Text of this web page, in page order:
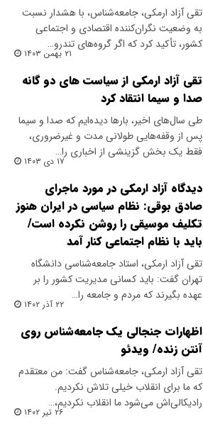
تقی آزاد ارمکی، جامعه‌شناس، با هشدار نسبت
به وضعیت نگران‌کننده اقتصادی و اجتماعی
کشور، تأکید کرد که اگر گروه‌های تندرو…
۲۱ بهمن ۱۴۰۳
تقی آزاد ارمکی از سیاست های دو گانه
صدا و سیما انتقاد کرد
طی سال‌های اخیر، بار‌ها دیده‌ایم که صدا و سیما
پس از وقفه‌هایی طولانی مدت و غیرضروری،
فقط یک بخش گزینشی از اخباری را…
۱۷ دی ۱۴۰۳
دیدگاه آزاد ارمکی در مورد ماجرای
صادق بوقی: نظام سیاسی در ایران هنوز
تکلیف موسیقی را روشن نکرده است/
باید با نظام اجتماعی کنار آمد
تقی آزاد ارمکی، استاد جامعه‌شناسی دانشگاه
تهران گفت: باید کسانی‌ مدیریت کشور را بر
عهده‌ بگیرند که‌ مردم‌ و جامعه را…
۲۲ آذر ۱۴۰۲
اظهارات جنجالی یک جامعه‌شناس روی
آنتن زنده/ ویدئو
تقی آزاد ارمکی، جامعه‌شناس گفت: من معتقدم
که ما برای انقلاب خیلی تلاش نکردیم.
رادیکالی‌اش می‌شود ما انقلاب نکردیم،…
۲۶ تیر ۱۴۰۲